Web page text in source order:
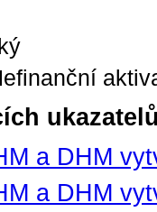
a DHM
a DHM